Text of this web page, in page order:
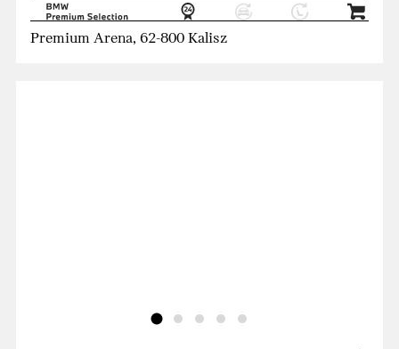
Premium Arena, 62-800 Kalisz